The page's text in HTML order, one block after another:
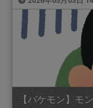
【バケモン】モ